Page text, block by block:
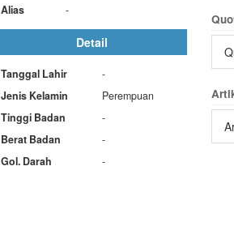
Alias
-
Detail
Tanggal Lahir
-
Jenis Kelamin
Perempuan
Tinggi Badan
-
Berat Badan
-
Gol. Darah
-